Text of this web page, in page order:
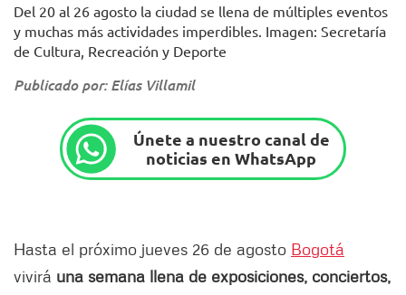
Del 20 al 26 agosto la ciudad se llena de múltiples eventos
y muchas más actividades imperdibles. Imagen: Secretaría
de Cultura, Recreación y Deporte
Publicado por: Elías Villamil
Únete a nuestro canal de
noticias en WhatsApp
Hasta el próximo jueves 26 de agosto Bogotá
vivirá una semana llena de exposiciones, conciertos,